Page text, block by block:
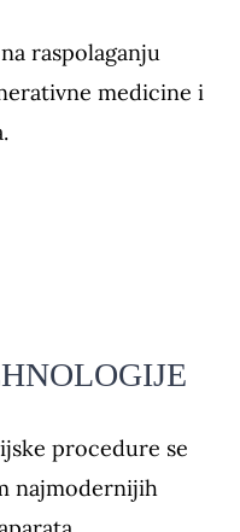
raspolaganju
medicine i
procedure se
najmodernijih